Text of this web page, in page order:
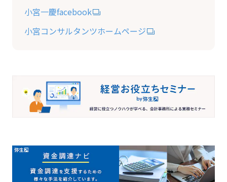
小宮一慶facebook
小宮コンサルタンツホームページ